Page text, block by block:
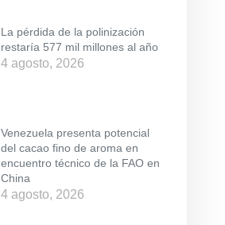
La pérdida de la polinización
restaría 577 mil millones al año
4 agosto, 2026
Venezuela presenta potencial
del cacao fino de aroma en
encuentro técnico de la FAO en
China
4 agosto, 2026